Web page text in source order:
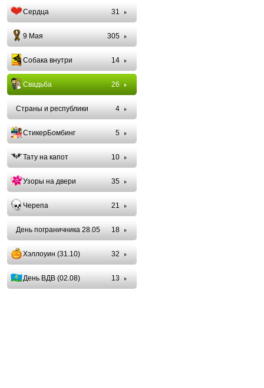
Сердца 31
9 Мая 305
Собака внутри 14
Свадьба 26
Страны и республики 4
СтикерБомбинг 5
Тату на капот 10
Узоры на двери 35
Черепа 21
День пограничника 28.05 18
Хэллоуин (31.10) 32
День ВДВ (02.08) 13